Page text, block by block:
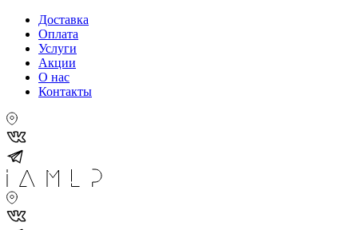
Доставка
Оплата
Услуги
Акции
О нас
Контакты